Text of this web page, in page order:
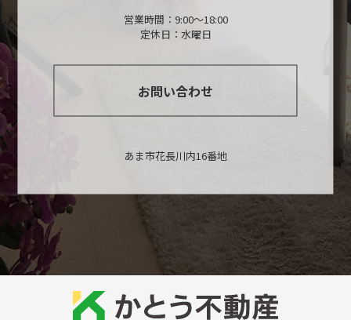
営業時間：9:00～18:00
定休日：水曜日
お問い合わせ
あま市花長川内16番地